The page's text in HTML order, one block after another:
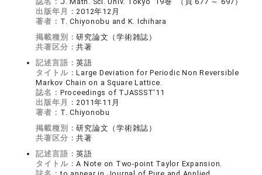
出版年月：2012年12月
著者： T. Chiyonobu and K. Ichihara
掲載種別：研究論文（学術雑誌）
共著区分：共著
記述言語：英語
タイトル：Large Deviation for Periodic Non Reversible
Markov Chain on a Square Lattice.
誌名： Proceedings of TJASSST'11
出版年月：2011年11月
著者： T. Chiyonobu
掲載種別：研究論文（学術雑誌）
共著区分：共著
記述言語：英語
タイトル：A Note on Two-point Taylor Expansion.